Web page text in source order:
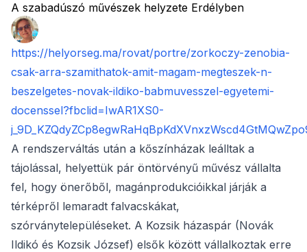
A szabadúszó művészek helyzete Erdélyben
https://helyorseg.ma/rovat/portre/zorkoczy-zenobia-
csak-arra-szamithatok-amit-magam-megteszek-n-
beszelgetes-novak-ildiko-babmuvesszel-egyetemi-
docenssel?fbclid=IwAR1XS0-
A rendszerváltás után a kőszínházak leálltak a
tájolással, helyettük pár öntörvényű művész vállalta
fel, hogy önerőből, magánprodukcióikkal járják a
térképről lemaradt falvacskákat,
szórványtelepüléseket. A Kozsik házaspár (Novák
Ildikó és Kozsik József) elsők között vállalkoztak erre